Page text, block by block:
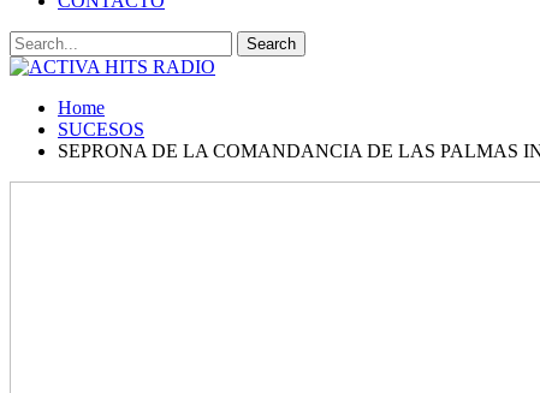
Home
SUCESOS
SEPRONA DE LA COMANDANCIA DE LAS PALMAS